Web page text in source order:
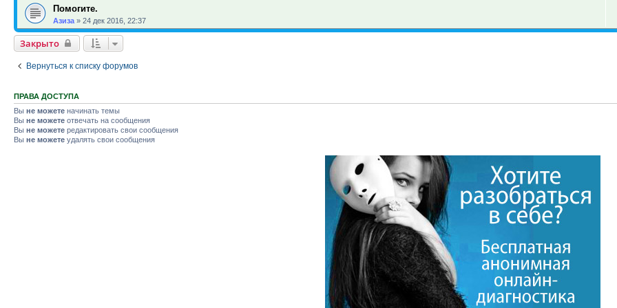
Помогите.
Азиза » 24 дек 2016, 22:37
Закрыто
Вернуться к списку форумов
ПРАВА ДОСТУПА
Вы не можете начинать темы
Вы не можете отвечать на сообщения
Вы не можете редактировать свои сообщения
Вы не можете удалять свои сообщения